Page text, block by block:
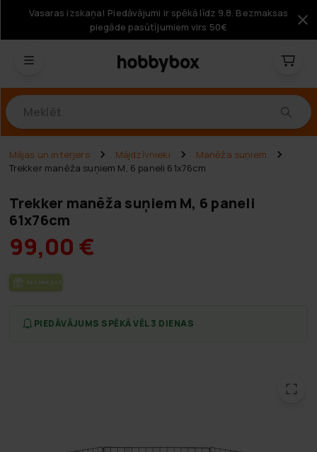
Vasaras izskaņa! Piedāvājumi ir spēkā līdz 9.8. Bezmaksas
piegāde pasūtījumiem virs 50€
Mājas un interjers Mājdzīvnieki
Manēža suņiem
Trekker manēža suņiem M, 6 paneli 61x76cm
Trekker manēža suņiem M, 6 paneli
61x76cm
99,00 €
BEZ­MAK­SAS PIE­GĀ­DE
PIEDĀVĀJUMS SPĒKĀ VĒL 3 DIENAS